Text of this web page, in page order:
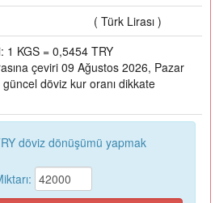
( Türk Lirası )
1 KGS = 0,5454 TRY
çeviri 09 Ağustos 2026, Pazar
döviz kur oranı dikkate
döviz dönüşümü yapmak